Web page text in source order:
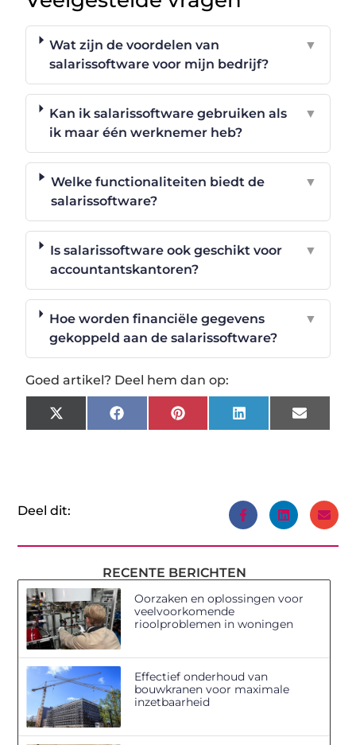
Wat zijn de voordelen van
salarissoftware voor mijn bedrijf?
▼
Kan ik salarissoftware gebruiken als
ik maar één werknemer heb?
▼
Welke functionaliteiten biedt de
salarissoftware?
▼
Is salarissoftware ook geschikt voor
accountantskantoren?
▼
Hoe worden financiële gegevens
gekoppeld aan de salarissoftware?
▼
Goed artikel? Deel hem dan op:
X
(Twitter)
FacebookPinterestLinkedInEmail
Deel dit:
RECENTE BERICHTEN
Oorzaken en oplossingen voor
veelvoorkomende
rioolproblemen in woningen
Effectief onderhoud van
bouwkranen voor maximale
inzetbaarheid